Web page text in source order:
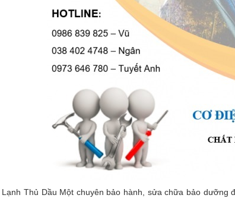
Thủ Dầu Một chuyên bảo hành, sửa chữa bảo dưỡng